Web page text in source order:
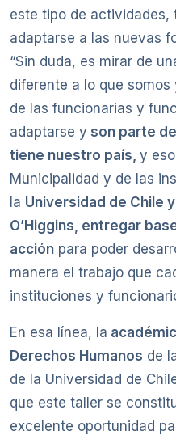
este tipo de actividades,
adaptarse a las nuevas
“Sin duda, es mirar de
diferente a lo que
de las funcionarias y
adaptarse y son parte
tiene nuestro país, y
Municipalidad y de las
la Universidad de Chile
O’Higgins, entregar
acción para poder
manera el trabajo que
instituciones y
En esa línea, la
Derechos Humanos de
de la Universidad de
que este taller se
excelente oportunidad